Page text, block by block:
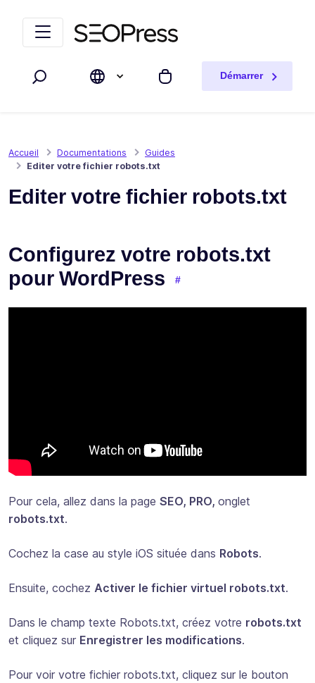
Rechercher Mon panier
Démarrer
Accueil Documentations
Guides
Editer votre fichier robots.txt
Editer votre fichier robots.txt
Configurez votre robots.txt
pour WordPress
Pour cela, allez dans la page SEO, PRO, onglet
robots.txt.
Cochez la case au style iOS située dans Robots.
Ensuite, cochez Activer le fichier virtuel robots.txt.
Dans le champ texte Robots.txt, créez votre robots.txt
et cliquez sur Enregistrer les modifications.
Pour voir votre fichier robots.txt, cliquez sur le bouton